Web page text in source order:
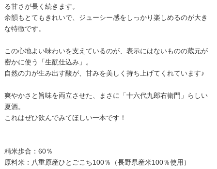
る甘さが長く続きます。
余韻もとてもきれいで、ジューシー感をしっかり楽しめるのが大き
な特徴です。
この心地よい味わいを支えているのが、表示にはないものの蔵元が
密かに使う「生酛仕込み」。
自然の力が生み出す酸が、甘みを美しく持ち上げてくれています♪
爽やかさと旨味を両立させた、まさに「十六代九郎右衛門」らしい
夏酒。
これはぜひ飲んでみてほしい一本です！
精米歩合：60％
原料米：八重原産ひとごこち100％（長野県産米100％使用）